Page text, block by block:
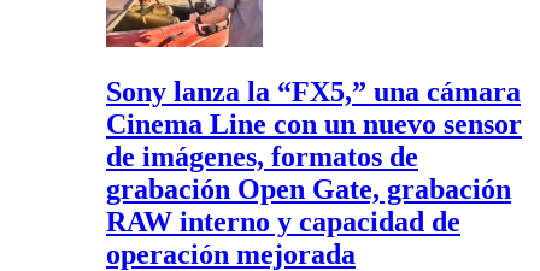
Sony lanza la “FX5,” una cámara
Cinema Line con un nuevo sensor
de imágenes, formatos de
grabación Open Gate, grabación
RAW interno y capacidad de
operación mejorada